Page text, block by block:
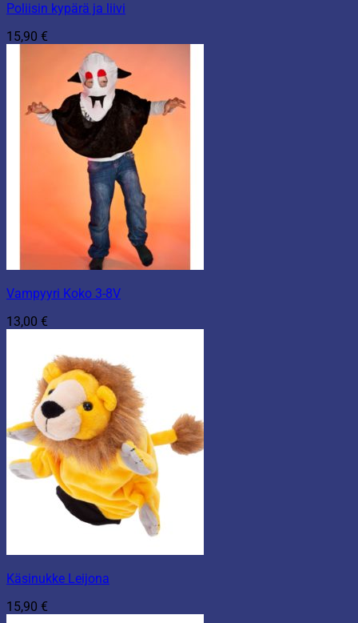
Poliisin kypärä ja liivi
15,90 €
Vampyyri Koko 3-8V
13,00 €
Käsinukke Leijona
15,90 €